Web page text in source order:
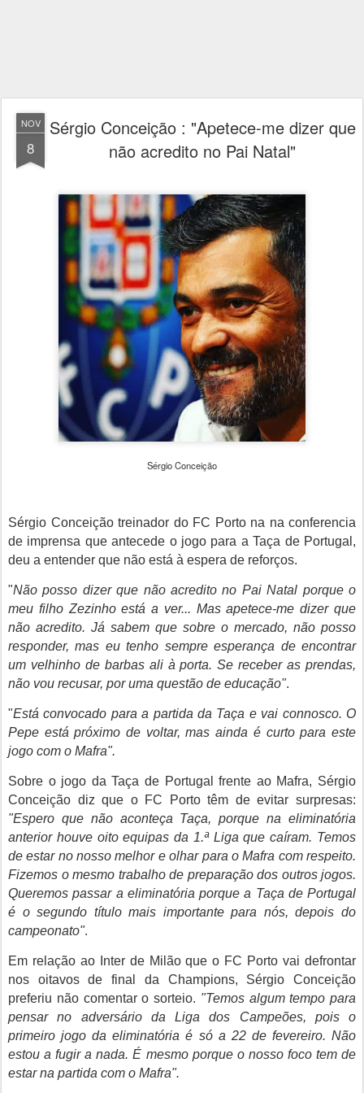
NOV
8
Sérgio Conceição : "Apetece-me dizer que
não acredito no Pai Natal"
Sérgio Conceição
Sérgio Conceição treinador do FC Porto na na conferencia
de imprensa que antecede o jogo para a Taça de Portugal,
deu a entender que não está à espera de reforços.
"Não posso dizer que não acredito no Pai Natal porque o
meu filho Zezinho está a ver... Mas apetece-me dizer que
não acredito. Já sabem que sobre o mercado, não posso
responder, mas eu tenho sempre esperança de encontrar
um velhinho de barbas ali à porta. Se receber as prendas,
não vou recusar, por uma questão de educação".
"Está convocado para a partida da Taça e vai connosco. O
Pepe está próximo de voltar, mas ainda é curto para este
jogo com o Mafra".
Sobre o jogo da Taça de Portugal frente ao Mafra, Sérgio
Conceição diz que o FC Porto têm de evitar surpresas:
"Espero que não aconteça Taça, porque na eliminatória
anterior houve oito equipas da 1.ª Liga que caíram. Temos
de estar no nosso melhor e olhar para o Mafra com respeito.
Fizemos o mesmo trabalho de preparação dos outros jogos.
Queremos passar a eliminatória porque a Taça de Portugal
é o segundo título mais importante para nós, depois do
campeonato".
Em relação ao Inter de Milão que o FC Porto vai defrontar
nos oitavos de final da Champions, Sérgio Conceição
preferiu não comentar o sorteio. "Temos algum tempo para
pensar no adversário da Liga dos Campeões, pois o
primeiro jogo da eliminatória é só a 22 de fevereiro. Não
estou a fugir a nada. É mesmo porque o nosso foco tem de
estar na partida com o Mafra".